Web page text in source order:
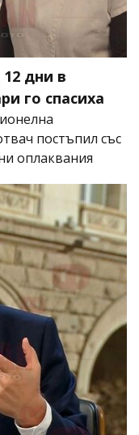
дни в
го спасиха
постъпил със
оплаквания